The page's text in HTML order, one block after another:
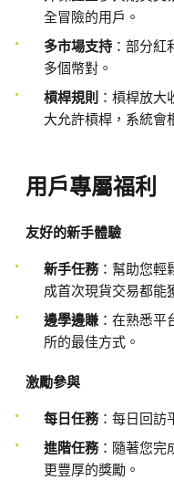
全冒險的用戶。
多市場支持 ：部分
多個幣對。
槓桿規則 ：槓桿放
大允許槓桿，系統會
用戶專屬福利
友好的新手體驗
新手任務：幫助您輕
成首次現貨交易都能
邊學邊賺 ：在熟悉
所的最佳方式。
激勵參與
每日任務：每日回訪
進階任務：隨著您完
更豐厚的獎勵。